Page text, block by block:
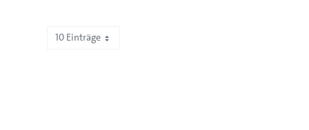
10 Einträge